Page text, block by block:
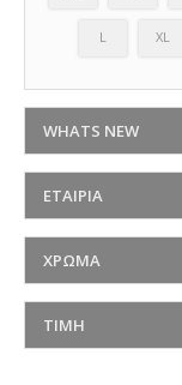
L XL
WHATS NEW
ΕΤΑΙΡΙΑ
ΧΡΏΜΑ
ΤΙΜΉ